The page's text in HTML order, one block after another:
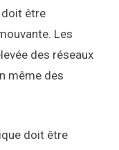
doit être
Les
des réseaux
même des
doit être